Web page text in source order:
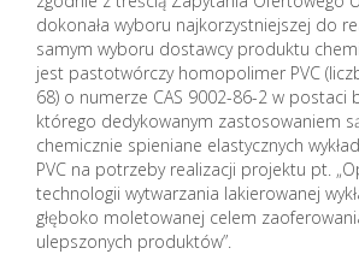
dokonała wyboru najkorzystniejszej do
samym wyboru dostawcy produktu
jest pastotwórczy homopolimer PVC
68) o numerze CAS 9002-86-2 w postaci
którego dedykowanym zastosowaniem
chemicznie spieniane elastycznych
PVC na potrzeby realizacji projektu pt.
technologii wytwarzania lakierowanej
głęboko moletowanej celem
ulepszonych produktów”.